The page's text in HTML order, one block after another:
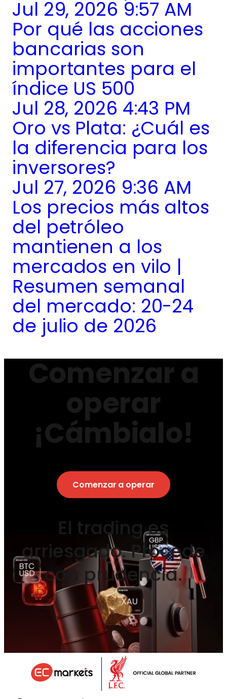
Jul 29, 2026 9:57 AM
Por qué las acciones
bancarias son
importantes para el
índice US 500
Jul 28, 2026 4:43 PM
Oro vs Plata: ¿Cuál es
la diferencia para los
inversores?
Jul 27, 2026 9:36 AM
Los precios más altos
del petróleo
mantienen a los
mercados en vilo |
Resumen semanal
del mercado: 20-24
de julio de 2026
Comenzar a
operar
¡Cámbialo!
Comenzar a operar
El trading es
arriesgado. Procede
con prudencia.